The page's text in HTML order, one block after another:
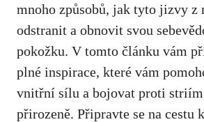
mnoho způsobů, jak tyto jizvy z
odstranit a‌ obnovit svou
pokožku. V tomto článku vám
plné inspirace, které vám
⁤vnitřní ​sílu a bojovat proti
přirozeně. Připravte se na cestu